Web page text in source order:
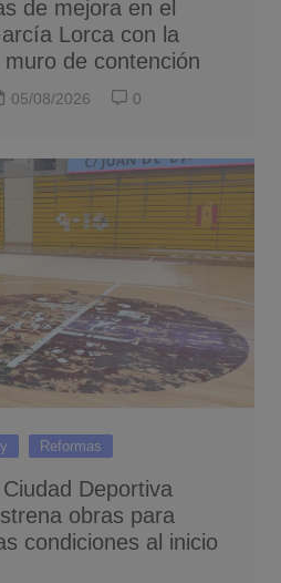
de mejora en el
Lorca con la
de contención
05/08/2026 0
Reformas
Deportiva
obras para
condiciones al inicio